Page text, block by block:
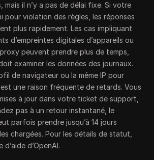
mais il n’y a pas de délai fixe. Si votre
pour violation des règles, les réponses
plus rapidement. Les cas impliquant
d’empreintes digitales d’appareils ou
peuvent prendre plus de temps,
examiner les données des journaux.
de navigateur ou la même IP pour
une raison fréquente de retards. Vous
à jour dans votre ticket de support,
pas à un retour instantané, le
parfois prendre jusqu’à 14 jours
chargées. Pour les détails de statut,
d’OpenAI.